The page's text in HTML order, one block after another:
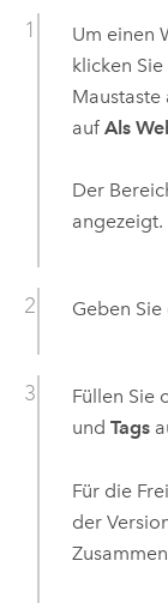
Um einen
klicken
Maustaste
auf Als
Der
angezeigt.
Geben
Füllen Sie
und Tags
Für die
der